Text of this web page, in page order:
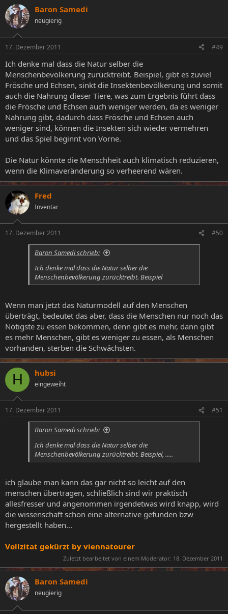
Baron Samedi
neugierig
17. Dezember 2011 #49
Ich denke mal dass die Natur selber die
Menschenbevölkerung zurücktreibt. Beispiel, gibt es zuviel
Frösche und Echsen, sinkt die Insektenbevölkerung und somit
auch die Nahrung dieser Tiere, was zum Ergebnis führt dass
die Frösche und Echsen auch weniger werden, da es weniger
Nahrung gibt, dadurch dass Frösche und Echsen auch
weniger sind, können die Insekten sich wieder vermehren
und das Spiel beginnt von Vorne.
Die Natur könnte die Menschheit auch klimatisch reduzieren,
wenn die Klimaveränderung so verheerend wären.
Fred
Inventar
17. Dezember 2011 #50
Baron Samedi schrieb:
Ich denke mal dass die Natur selber die
Menschenbevölkerung zurücktreibt. Beispiel
Wenn man jetzt das Naturmodell auf den Menschen
überträgt, bedeutet das aber, dass die Menschen nur noch das
Nötigste zu essen bekommen, denn gibt es mehr, dann gibt
es mehr Menschen, gibt es weniger zu essen, als Menschen
vorhanden, sterben die Schwächsten.
H hubsi
eingeweiht
17. Dezember 2011 #51
Baron Samedi schrieb:
Ich denke mal dass die Natur selber die
Menschenbevölkerung zurücktreibt. Beispiel, .....
ich glaube man kann das gar nicht so leicht auf den
menschen übertragen, schließlich sind wir praktisch
allesfresser und angenommen irgendetwas wird knapp, wird
die wissenschaft schon eine alternative gefunden bzw
hergestellt haben...
Vollzitat gekürzt by viennatourer
Zuletzt bearbeitet von einem Moderator: 18. Dezember 2011
Baron Samedi
neugierig